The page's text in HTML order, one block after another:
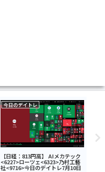
今日のデイトレ
【日経：813円高】 AIメカテック
<6227>ローツェ<6323>乃村工藝
社<9716>今日のデイトレ7月10日